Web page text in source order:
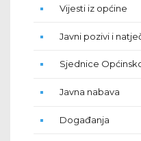
Vijesti iz općine
Javni pozivi i
Sjednice
Javna nabava
Događanja